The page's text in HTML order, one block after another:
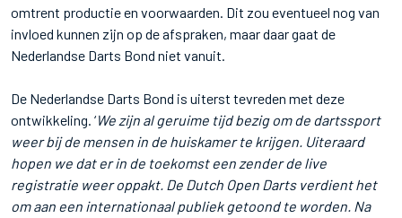
omtrent productie en voorwaarden. Dit zou eventueel nog van
invloed kunnen zijn op de afspraken, maar daar gaat de
Nederlandse Darts Bond niet vanuit.
De Nederlandse Darts Bond is uiterst tevreden met deze
ontwikkeling. ‘We zijn al geruime tijd bezig om de dartssport
weer bij de mensen in de huiskamer te krijgen. Uiteraard
hopen we dat er in de toekomst een zender de live
registratie weer oppakt. De Dutch Open Darts verdient het
om aan een internationaal publiek getoond te worden. Na